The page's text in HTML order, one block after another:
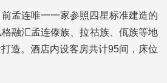
孟连唯一一家参照四星标准建造的
融汇孟连傣族、拉祜族、佤族等地
造。酒店内设客房共计95间，床位